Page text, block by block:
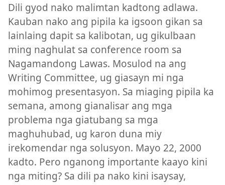
Dili gyod nako malimtan kadtong adlawa.
Kauban nako ang pipila ka igsoon gikan sa
lainlaing dapit sa kalibotan, ug gikulbaan
ming naghulat sa conference room sa
Nagamandong Lawas. Mosulod na ang
Writing Committee, ug giasayn mi nga
mohimog presentasyon. Sa miaging pipila ka
semana, among gianalisar ang mga
problema nga giatubang sa mga
maghuhubad, ug karon duna miy
irekomendar nga solusyon. Mayo 22, 2000
kadto. Pero nganong importante kaayo kini
nga miting? Sa dili pa nako kini isaysay,